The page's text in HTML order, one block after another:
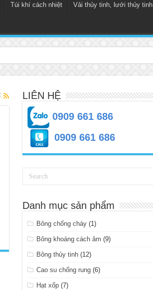
Túi khí cách nhiệt Vải thủy tinh, lưới thủy tinh
LIÊN HỆ
0909 661 686
0909 661 686
Danh mục sản phẩm
Bông chống cháy (1)
Bông khoáng cách âm (9)
Bông thủy tinh (12)
Cao su chống rung (6)
Hạt xốp (7)